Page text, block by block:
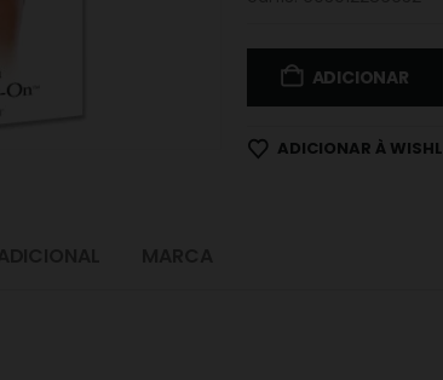
ADICIONAR
ADICIONAR À